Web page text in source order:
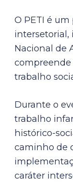
O PETI é
intersetorial,
Nacional de
compreende
trabalho
Durante o
trabalho
histórico-
caminho de
caráter